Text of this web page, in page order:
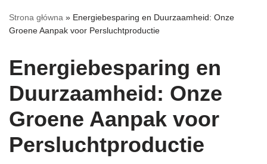
Strona główna » Energiebesparing en Duurzaamheid: Onze
Groene Aanpak voor Persluchtproductie
Energiebesparing en
Duurzaamheid: Onze
Groene Aanpak voor
Persluchtproductie